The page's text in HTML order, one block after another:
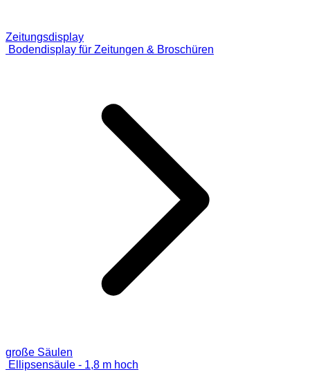
Zeitungsdisplay
Bodendisplay für Zeitungen & Broschüren
große Säulen
Ellipsensäule - 1,8 m hoch